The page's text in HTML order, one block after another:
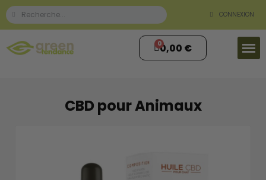
CONNEXION
0,00 €
CBD pour Animaux